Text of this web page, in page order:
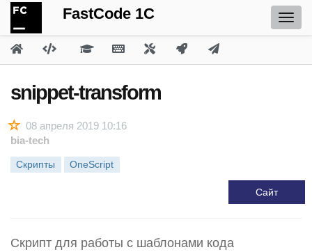
FastCode 1C
snippet-transform
08 апреля 2019 10:16
bia-tech
Скрипты OneScript
Сайт
Скрипт для работы с шаблонами кода